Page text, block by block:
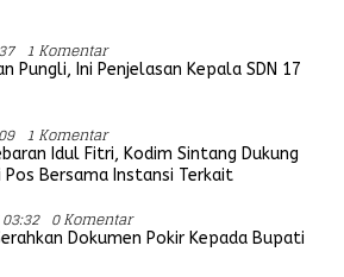
1 Komentar
Pungli, Ini Penjelasan Kepala SDN 17
1 Komentar
Idul Fitri, Kodim Sintang Dukung
Pos Bersama Instansi Terkait
0 Komentar
Dokumen Pokir Kepada Bupati